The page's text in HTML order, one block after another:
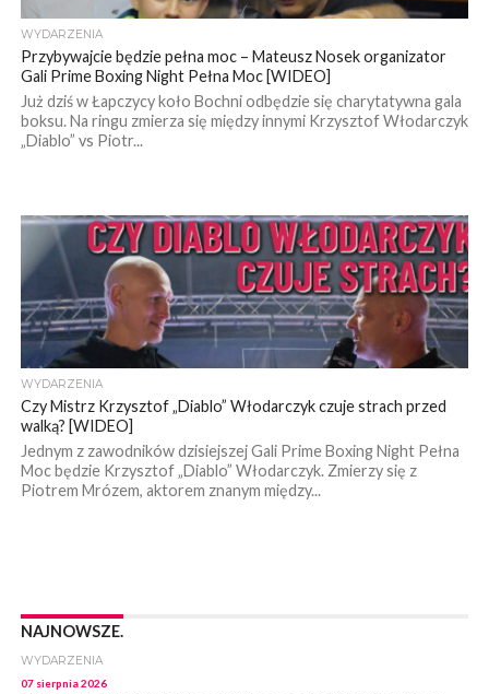
WYDARZENIA
Przybywajcie będzie pełna moc – Mateusz Nosek organizator
Gali Prime Boxing Night Pełna Moc [WIDEO]
Już dziś w Łapczycy koło Bochni odbędzie się charytatywna gala
boksu. Na ringu zmierza się między innymi Krzysztof Włodarczyk
„Diablo” vs Piotr...
WYDARZENIA
Czy Mistrz Krzysztof „Diablo” Włodarczyk czuje strach przed
walką? [WIDEO]
Jednym z zawodników dzisiejszej Gali Prime Boxing Night Pełna
Moc będzie Krzysztof „Diablo” Włodarczyk. Zmierzy się z
Piotrem Mrózem, aktorem znanym między...
NAJNOWSZE.
WYDARZENIA
07 sierpnia 2026